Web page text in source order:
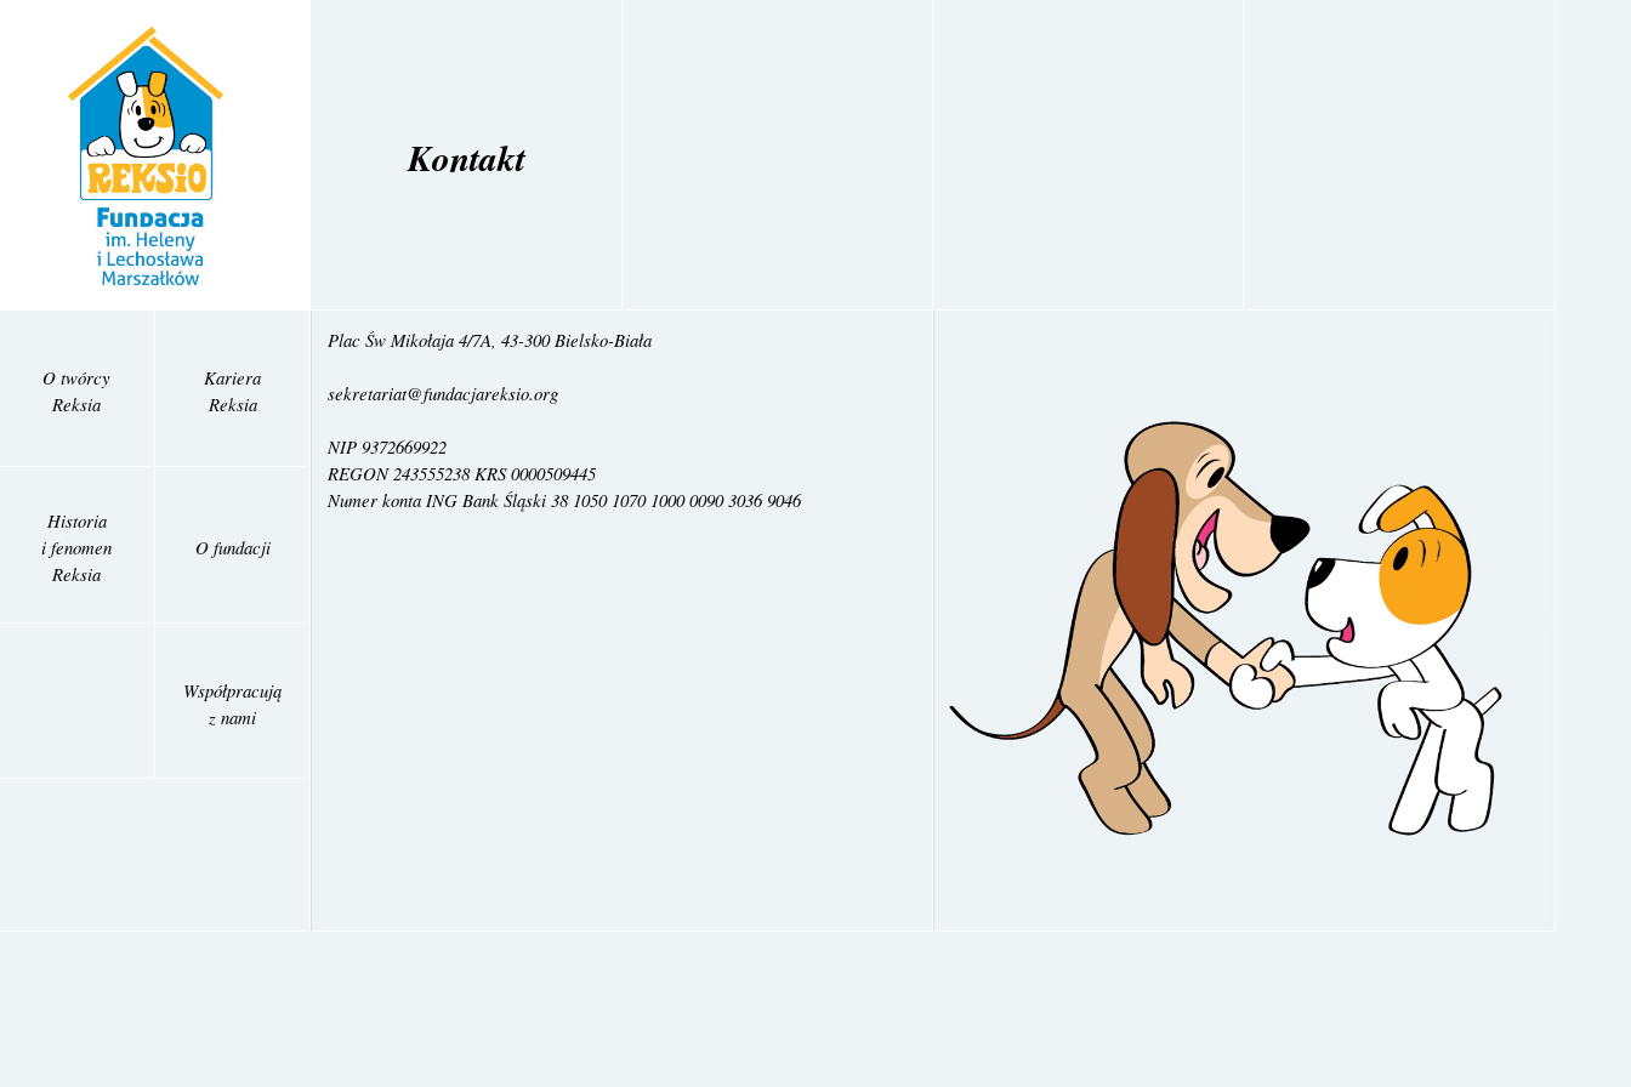
Kontakt
O twórcy
Reksia
Kariera
Reksia
Historia
i fenomen
Reksia
O fundacji
Współpracują
z nami
Plac Św Mikołaja 4/7A, 43-300 Bielsko-Biała
sekretariat@fundacjareksio.org
NIP 9372669922
REGON 243555238 KRS 0000509445
Numer konta ING Bank Śląski 38 1050 1070 1000 0090 3036 9046